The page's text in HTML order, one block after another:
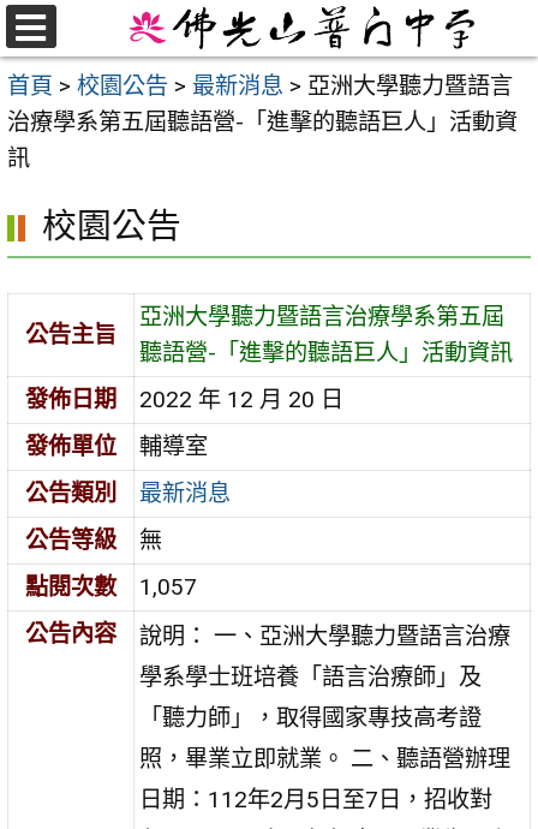
跳
至
主
要
內
首頁 > 校園公告 > 最新消息 > 亞洲大學聽力暨語言
治療學系第五屆聽語營-「進擊的聽語巨人」活動資
訊
校園公告
公告主旨
亞洲大學聽力暨語言治療學系第五屆
聽語營-「進擊的聽語巨人」活動資訊
發佈日期
2022 年 12 月 20 日
發佈單位
輔導室
公告類別
最新消息
公告等級
無
點閱次數
1,057
公告內容
說明： 一、亞洲大學聽力暨語言治療
學系學士班培養「語言治療師」及
「聽力師」，取得國家專技高考證
照，畢業立即就業。 二、聽語營辦理
日期：112年2月5日至7日，招收對
選
單